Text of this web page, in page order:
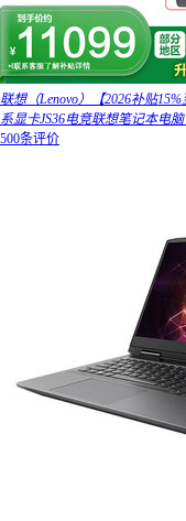
联想（Lenovo）【2026补贴
系显卡JS36电竞联想笔记本电
500条评价